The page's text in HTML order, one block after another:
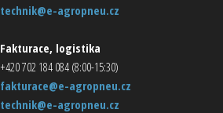
technik@e-agropneu.cz
Fakturace, logistika
+420 702 184 084 (8:00-15:30)
fakturace@e-agropneu.cz
technik@e-agropneu.cz